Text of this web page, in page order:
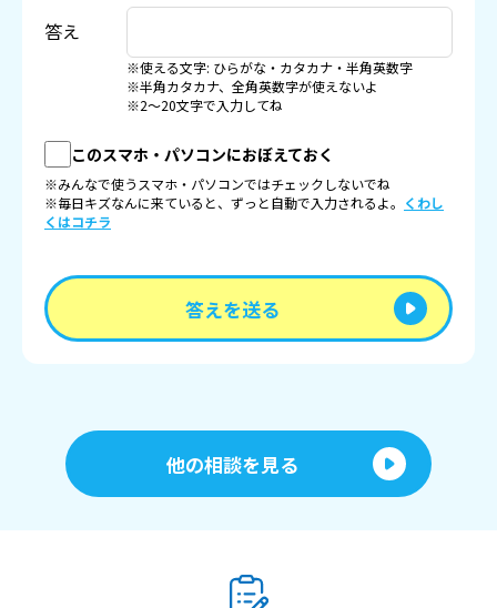
答え
※使える文字: ひらがな・カタカナ・半角英数字
※半角カタカナ、全角英数字が使えないよ
※2〜20文字で入力してね
このスマホ・パソコンにおぼえておく
※みんなで使うスマホ・パソコンではチェックしないでね
※毎日キズなんに来ていると、ずっと自動で入力されるよ。 くわし
くはコチラ
答えを送る
他の相談を見る